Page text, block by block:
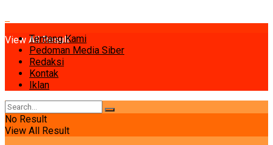
View All Result
Tentang Kami
Pedoman Media Siber
Redaksi
Kontak
Iklan
No Result
View All Result